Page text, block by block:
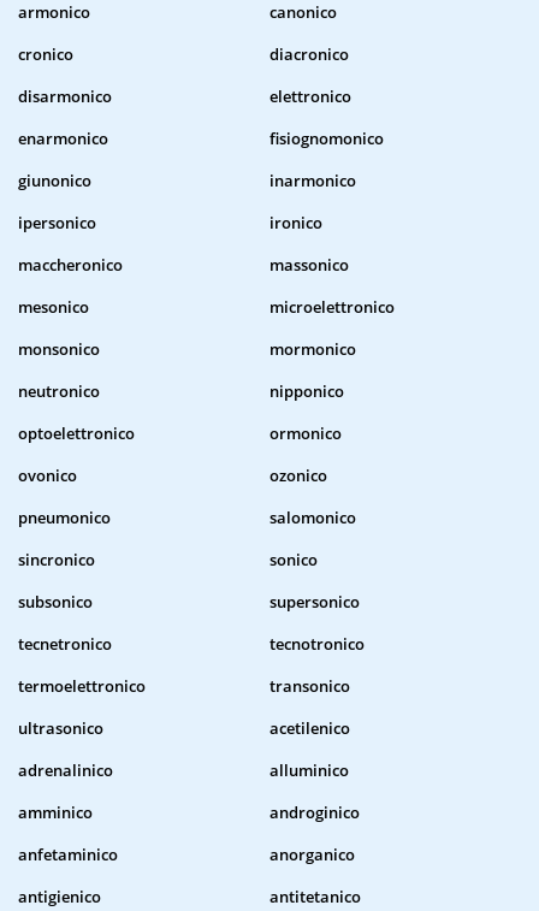
armonico
canonico
cronico
diacronico
disarmonico
elettronico
enarmonico
fisiognomonico
giunonico
inarmonico
ipersonico
ironico
maccheronico
massonico
mesonico
microelettronico
monsonico
mormonico
neutronico
nipponico
optoelettronico
ormonico
ovonico
ozonico
pneumonico
salomonico
sincronico
sonico
subsonico
supersonico
tecnetronico
tecnotronico
termoelettronico
transonico
ultrasonico
acetilenico
adrenalinico
alluminico
amminico
androginico
anfetaminico
anorganico
antigienico
antitetanico